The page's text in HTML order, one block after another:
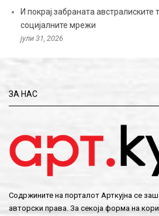
И покрај забраната австралиските
социјалните мрежи
јули 31, 2026
ЗА НАС
Содржините на порталот Арткујна се
авторски права. За секоја форма на